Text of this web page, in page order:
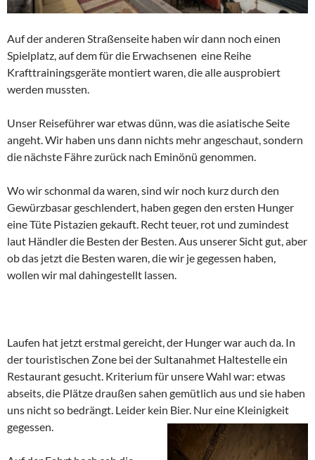
Auf der anderen Straßenseite haben wir dann noch einen
Spielplatz, auf dem für die Erwachsenen eine Reihe
Krafttrainingsgeräte montiert waren, die alle ausprobiert
werden mussten.
Unser Reiseführer war etwas dünn, was die asiatische Seite
angeht. Wir haben uns dann nichts mehr angeschaut, sondern
die nächste Fähre zurück nach Eminönü genommen.
Wo wir schonmal da waren, sind wir noch kurz durch den
Gewürzbasar geschlendert, haben gegen den ersten Hunger
eine Tüte Pistazien gekauft. Recht teuer, rot und zumindest
laut Händler die Besten der Besten. Aus unserer Sicht gut, aber
ob das jetzt die Besten waren, die wir je gegessen haben,
wollen wir mal dahingestellt lassen.
Laufen hat jetzt erstmal gereicht, der Hunger war auch da. In
der touristischen Zone bei der Sultanahmet Haltestelle ein
Restaurant gesucht. Kriterium für unsere Wahl war: etwas
abseits, die Plätze draußen sahen gemütlich aus und sie haben
uns nicht so bedrängt. Leider kein Bier. Nur eine Kleinigkeit
gegessen.